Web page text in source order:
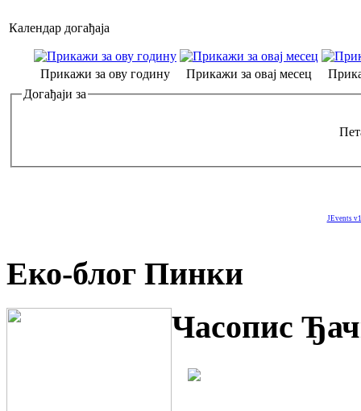
Календар догађаја
Прикажи за ову годину Прикажи за овај месец
Догађаји за
JEvents
Еко-блог Пинки
Часопис